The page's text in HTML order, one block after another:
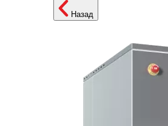
Назад